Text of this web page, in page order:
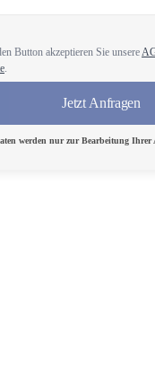
Button akzeptieren Sie unsere
.
Jetzt Anfragen
werden nur zur Bearbeitung Ihrer